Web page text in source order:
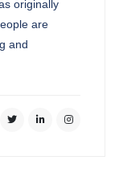
originally
are
and